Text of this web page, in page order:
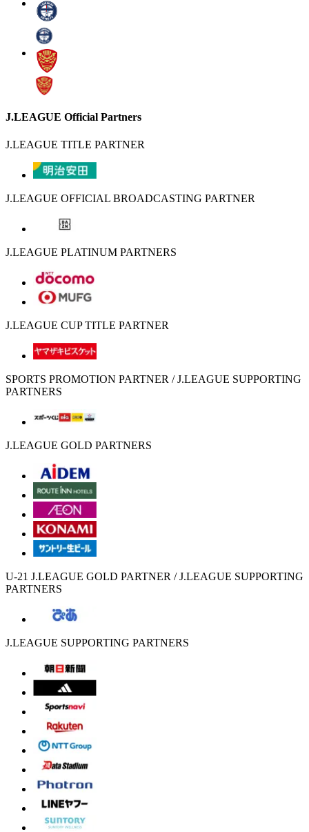
J.LEAGUE Official Partners
J.LEAGUE TITLE PARTNER
J.LEAGUE OFFICIAL BROADCASTING PARTNER
J.LEAGUE PLATINUM PARTNERS
J.LEAGUE CUP TITLE PARTNER
SPORTS PROMOTION PARTNER / J.LEAGUE SUPPORTING
PARTNERS
J.LEAGUE GOLD PARTNERS
U-21 J.LEAGUE GOLD PARTNER / J.LEAGUE SUPPORTING
PARTNERS
J.LEAGUE SUPPORTING PARTNERS